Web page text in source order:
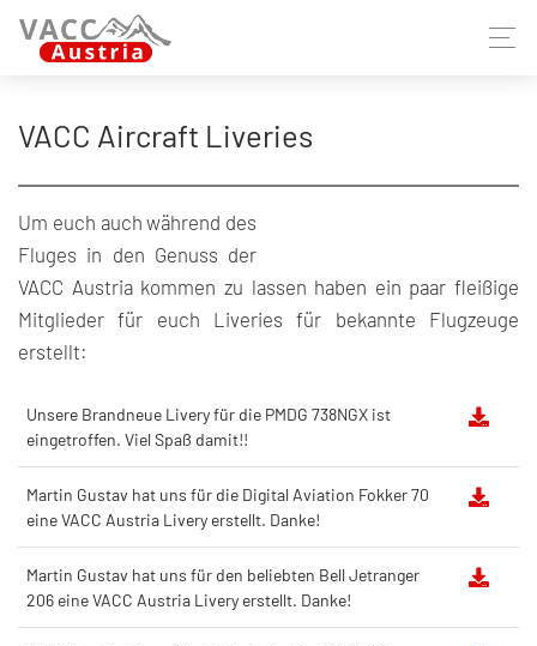
VACC Aircraft Liveries
Um euch auch während des
Fluges in den Genuss der
VACC Austria kommen zu lassen haben ein paar fleißige
Mitglieder für euch Liveries für bekannte Flugzeuge
erstellt:
Unsere Brandneue Livery für die PMDG 738NGX ist
eingetroffen. Viel Spaß damit!!​
Martin Gustav hat uns für die Digital Aviation Fokker 70
eine VACC Austria Livery erstellt. Danke!​
Martin Gustav hat uns für den beliebten Bell Jetranger
206 eine VACC Austria Livery erstellt. Danke!​